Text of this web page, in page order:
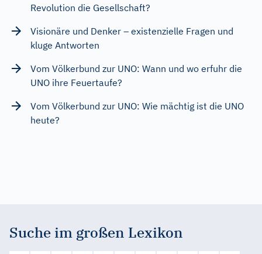
Revolution die Gesellschaft?
Visionäre und Denker – existenzielle Fragen und
kluge Antworten
Vom Völkerbund zur UNO: Wann und wo erfuhr die
UNO ihre Feuertaufe?
Vom Völkerbund zur UNO: Wie mächtig ist die UNO
heute?
Suche im großen Lexikon